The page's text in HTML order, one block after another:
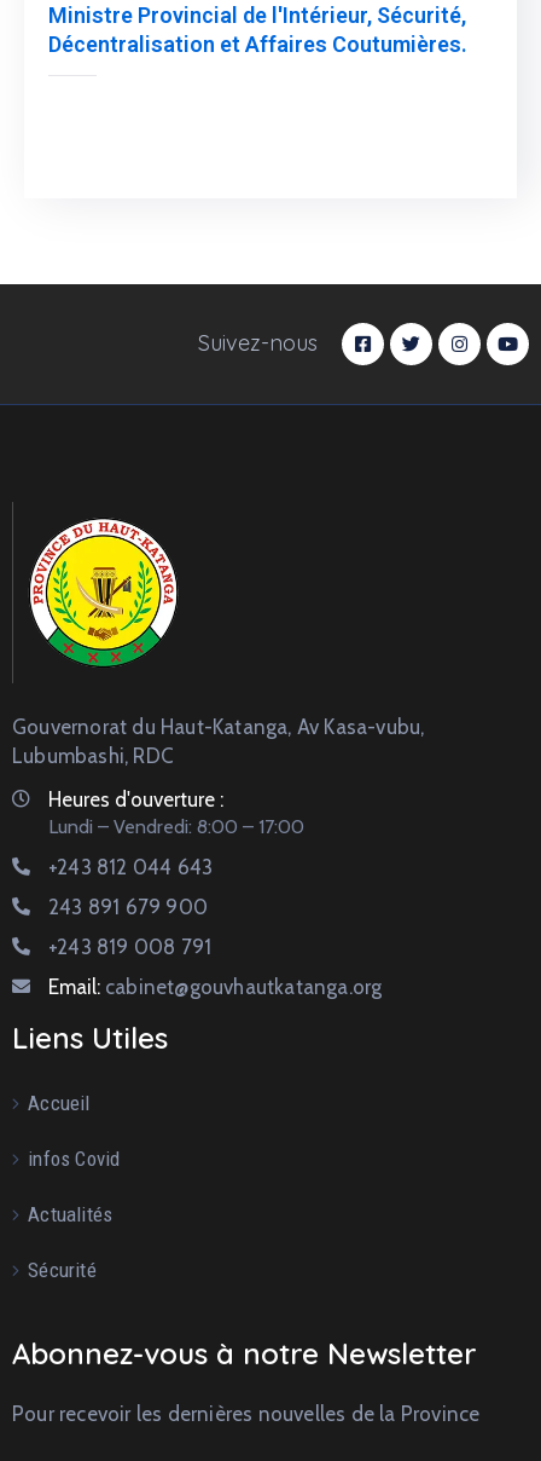
Ministre Provincial de l'Intérieur, Sécurité,
Décentralisation et Affaires Coutumières.
Suivez-nous
Gouvernorat du Haut-Katanga, Av Kasa-vubu,
Lubumbashi, RDC
Heures d'ouverture :
Lundi – Vendredi: 8:00 – 17:00
+243 812 044 643
243 891 679 900
+243 819 008 791
Email: cabinet@gouvhautkatanga.org
Liens Utiles
Accueil
infos Covid
Actualités
Sécurité
Abonnez-vous à notre Newsletter
Pour recevoir les dernières nouvelles de la Province